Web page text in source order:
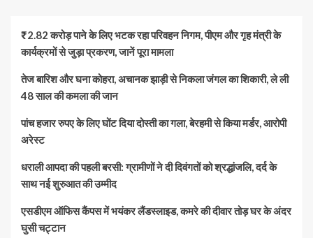
₹2.82 करोड़ पाने के लिए भटक रहा परिवहन निगम, पीएम और गृह मंत्री के
कार्यक्रमों से जुड़ा प्रकरण, जानें पूरा मामला
तेज बारिश और घना कोहरा, अचानक झाड़ी से निकला जंगल का शिकारी, ले ली
48 साल की कमला की जान
पांच हजार रुपए के लिए घोंट दिया दोस्ती का गला, बेरहमी से किया मर्डर, आरोपी
अरेस्ट
धराली आपदा की पहली बरसी: ग्रामीणों ने दी दिवंगतों को श्रद्धांजलि, दर्द के
साथ नई शुरुआत की उम्मीद
एसडीएम ऑफिस कैंपस में भयंकर लैंडस्लाइड, कमरे की दीवार तोड़ घर के अंदर
घुसी चट्टान